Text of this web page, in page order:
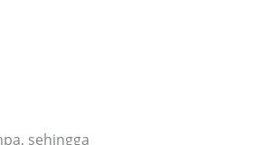
sehingga